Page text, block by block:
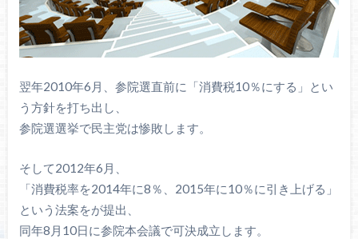
翌年2010年6月、参院選直前に「消費税10％にする」とい
う方針を打ち出し、
参院選選挙で民主党は惨敗します。
そして2012年6月、
「消費税率を2014年に8％、2015年に10％に引き上げる」
という法案をが提出、
同年8月10日に参院本会議で可決成立します。